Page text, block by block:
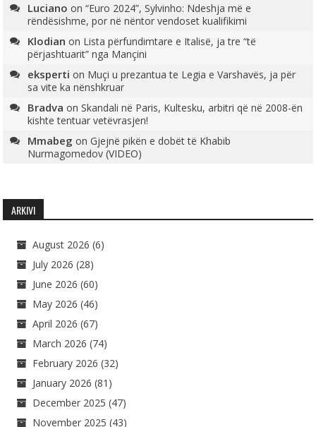
Luciano on“Euro 2024”, Sylvinho: Ndeshja më e
rëndësishme, por në nëntor vendoset kualifikimi
Klodian on Lista përfundimtare e Italisë, ja tre “të
përjashtuarit” nga Mançini
eksperti on Muçi u prezantua te Legia e Varshavës, ja për
sa vite ka nënshkruar
Bradva onSkandali në Paris, Kultesku, arbitri që në 2008-ën
kishte tentuar vetëvrasjen!
Mmabeg onGjejnë pikën e dobët të Khabib
Nurmagomedov (VIDEO)
ARKIVI
August 2026 (6)
July 2026 (28)
June 2026 (60)
May 2026 (46)
April 2026 (67)
March 2026 (74)
February 2026 (32)
January 2026 (81)
December 2025 (47)
November 2025 (43)